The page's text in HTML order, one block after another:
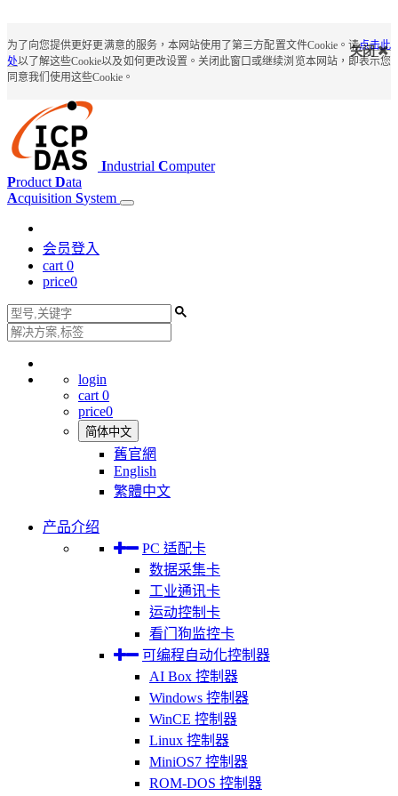
为了向您提供更好更满意的服务，本网站使用了第三方配置文件Cookie。请点击此
处以了解这些Cookie以及如何更改设置。关闭此窗口或继续浏览本网站，即表示您
同意我们使用这些Cookie。
关闭
Industrial Computer
Product Data
Acquisition System
会员登入
cart 0
price0
login
cart 0
price0
简体中文
舊官網
English
繁體中文
产品介绍
PC 适配卡
数据采集卡
工业通讯卡
运动控制卡
看门狗监控卡
可编程自动化控制器
AI Box 控制器
Windows 控制器
WinCE 控制器
Linux 控制器
MiniOS7 控制器
ROM-DOS 控制器